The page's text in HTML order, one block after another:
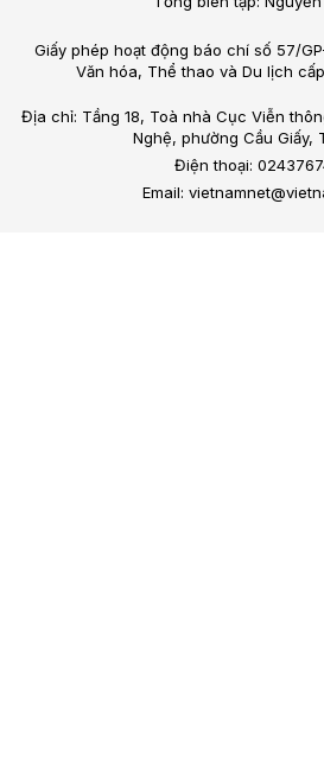
Giấy phép hoạt động báo chí số 57/
Văn hóa, Thể thao và Du lịch
Địa chỉ: Tầng 18, Toà nhà Cục Viễn
Nghệ, phường Cầu Giấy,
Điện thoại:
Email: